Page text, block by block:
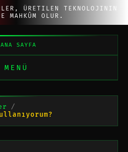
ÜRETILEN TEKNOLOJININ
MAHKÛM OLUR.
ANA SAYFA
MENÜ
/